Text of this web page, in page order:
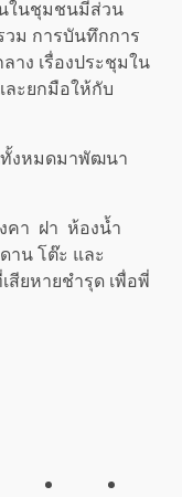
ในชุมชนมีส่วน
วม การบันทึกการ
ง เรื่องประชุมใน
ะยกมือให้กับ
ทั้งหมดมาพัฒนา
คา ฝา ห้องน้ำ
าน โต๊ะ และ
ยหายชำรุด เพื่อพี่